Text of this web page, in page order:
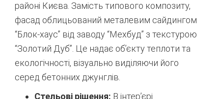
районі Києва. Замість типового композиту,
фасад облицьований металевим сайдингом
“Блок-хаус” від заводу “Мехбуд” з текстурою
“Золотий Дуб”. Це надає об’єкту теплоти та
екологічності, візуально виділяючи його
серед бетонних джунглів.
Стельові рішення: В інтер’єрі